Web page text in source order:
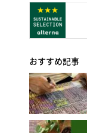
おすすめ記事